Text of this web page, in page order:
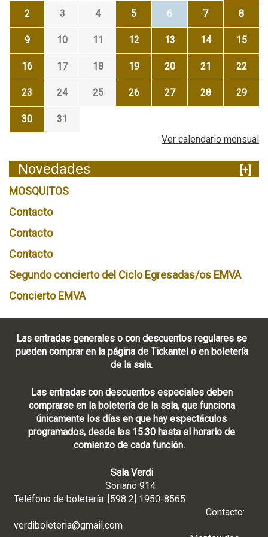
2 3 4 5 6 7 8
9 10 11 12 13 14 15
16 17 18 19 20 21 22
23 24 25 26 27 28 29
30
31
Ver calendario mensual
Novedades
[+]
MOSQUITOS
Contacto
Contacto
Contacto
Segundo concierto del Ciclo Egresadas/os EMVA
Concierto EMVA
Las entradas generales o con descuentos regulares se
pueden comprar en la página de Tickantel o en boletería
de la sala.
Las entradas con descuentos especiales deben
comprarse en la boletería de la sala, que funciona
únicamente los días en que hay espectáculos
programados, desde las 15:30 hasta el horario de
comienzo de cada función.
Sala Verdi
Soriano 914
Teléfono de boletería: [598 2] 1950-8565
Contacto:
verdiboleteria@gmail.com